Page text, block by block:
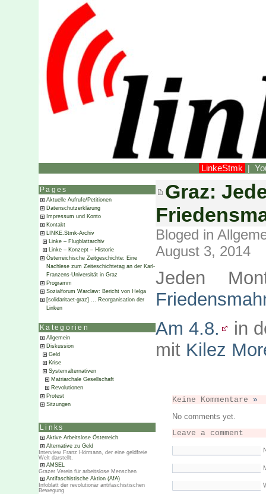
LinkeStmk |
Pages
Aktuelle Aufrufe/Petitionen
Datenschutzerklärung
Impressum und Konto
Kontakt
LINKE.Stmk-Archiv
Linke – Flugblattarchiv
Linke – Konzept – Historie
Österreichische Zeitgeschichte: Eine
Nachlese zum Zeiteschichtetag an der Karl-
Franzens-Universität in Graz
Programm
Sozialforum Warclaw: Bericht von Helga
[solidaritaet-graz] … Reorganisation der
Linken
Kategorien
Allgemein
Diskussion
Geld
Krise
Systemalternativen
Matriarchale Gesellschaft
Revolutionen
Protest
Sitzungen
Links
Aktive Arbeitslose Österreich
Alternative zu Geld
Interview Franz Hörmann, der eine geldfreie
Welt darstellt.
AMSEL
Grazer Verein für arbeitslose Menschen
Antifaschistische Aktion (AfA)
Infoblatt der revolutionär antifaschistischen
Bewegung
Graz:
Bloged in
August 3, 2014
Jeden
Am 4.8.
in
mit Kilez
Keine Kommentare »
No comments yet.
Leave a comment